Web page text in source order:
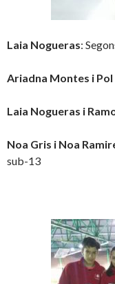
Laia Nogueras:
Ariadna Montes i
Laia Nogueras i
Noa Gris i Noa
sub-13